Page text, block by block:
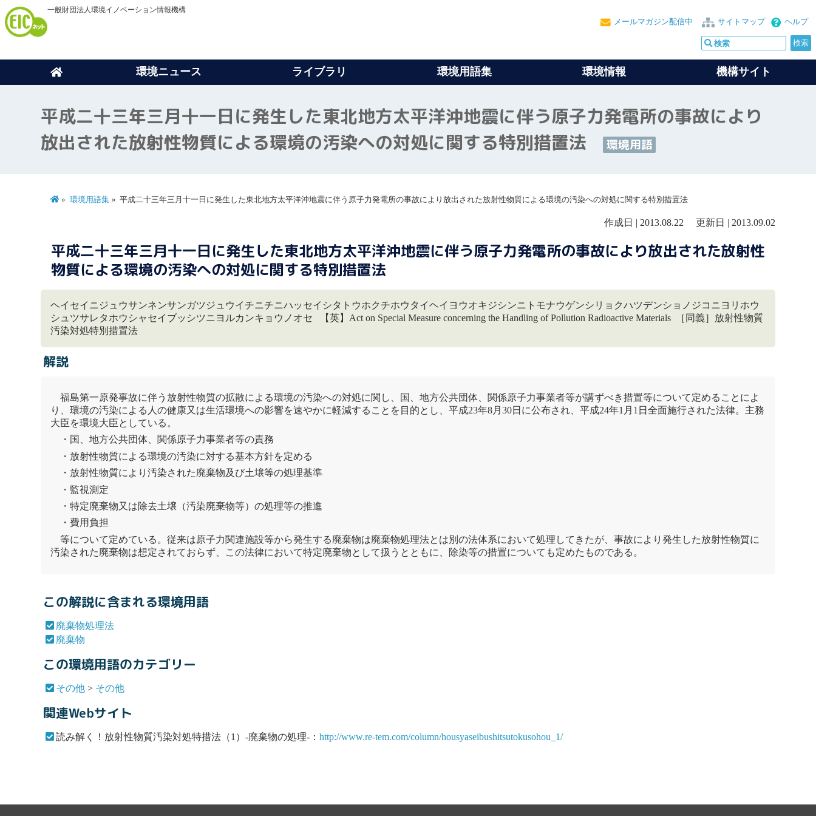
一般財団法人環境イノベーション情報機構
ヘルプ
サイトマップ
メールマガジン配信中
環境ニュース ライブラリ 環境用語集 環境情報 機構サイト
平成二十三年三月十一日に発生した東北地方太平洋沖地震に伴う原子力発電所の事故により
放出された放射性物質による環境の汚染への対処に関する特別措置法
環境用語
環境用語集 平成二十三年三月十一日に発生した東北地方太平洋沖地震に伴う原子力発電所の事故により放出された放射性物質による環境の汚染への対処に関する特別措置法
作成日 | 2013.08.22 更新日 | 2013.09.02
平成二十三年三月十一日に発生した東北地方太平洋沖地震に伴う原子力発電所の事故により放出された放射性
物質による環境の汚染への対処に関する特別措置法
ヘイセイニジュウサンネンサンガツジュウイチニチニハッセイシタトウホクチホウタイヘイヨウオキジシンニトモナウゲンシリョクハツデンショノジコニヨリホウ
シュツサレタホウシャセイブッシツニヨルカンキョウノオセ 【英】Act on Special Measure concerning the Handling of Pollution Radioactive Materials ［同義］放射性物質
汚染対処特別措置法
解説
福島第一原発事故に伴う放射性物質の拡散による環境の汚染への対処に関し、国、地方公共団体、関係原子力事業者等が講ずべき措置等について定めることによ
り、環境の汚染による人の健康又は生活環境への影響を速やかに軽減することを目的とし、平成23年8月30日に公布され、平成24年1月1日全面施行された法律。主務
大臣を環境大臣としている。
・国、地方公共団体、関係原子力事業者等の責務
・放射性物質による環境の汚染に対する基本方針を定める
・放射性物質により汚染された廃棄物及び土壌等の処理基準
・監視測定
・特定廃棄物又は除去土壌（汚染廃棄物等）の処理等の推進
・費用負担
等について定めている。従来は原子力関連施設等から発生する廃棄物は廃棄物処理法とは別の法体系において処理してきたが、事故により発生した放射性物質に
汚染された廃棄物は想定されておらず、この法律において特定廃棄物として扱うとともに、除染等の措置についても定めたものである。
この解説に含まれる環境用語
廃棄物処理法
廃棄物
この環境用語のカテゴリー
その他 > その他
関連Webサイト
読み解く！放射性物質汚染対処特措法（1）-廃棄物の処理-：http://www.re-tem.com/column/housyaseibushitsutokusohou_1/